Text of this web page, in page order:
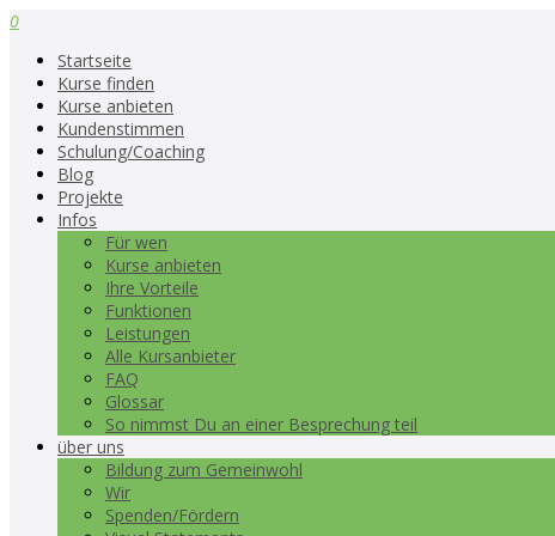
0
Startseite
Kurse finden
Kurse anbieten
Kundenstimmen
Schulung/Coaching
Blog
Projekte
Infos
Für wen
Kurse anbieten
Ihre Vorteile
Funktionen
Leistungen
Alle Kursanbieter
FAQ
Glossar
So nimmst Du an einer Besprechung teil
über uns
Bildung zum Gemeinwohl
Wir
Spenden/Fördern